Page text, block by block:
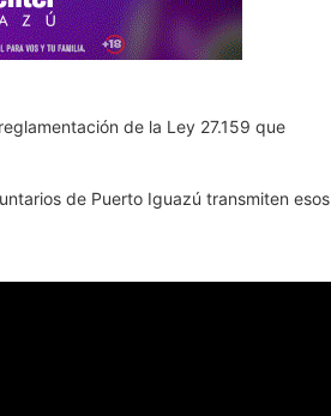
de la Ley 27.159 que
de Puerto Iguazú transmiten esos